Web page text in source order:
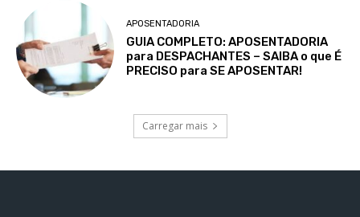
APOSENTADORIA
GUIA COMPLETO: APOSENTADORIA
para DESPACHANTES – SAIBA o que É
PRECISO para SE APOSENTAR!
Carregar mais